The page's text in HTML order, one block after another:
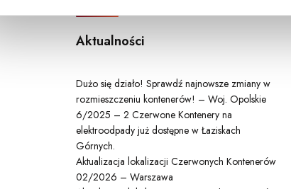
Aktualności
Dużo się działo! Sprawdź najnowsze zmiany w
rozmieszczeniu kontenerów! – Woj. Opolskie
6/2025 – 2 Czerwone Kontenery na
elektroodpady już dostępne w Łaziskach
Górnych.
Aktualizacja lokalizacji Czerwonych Kontenerów
02/2026 – Warszawa